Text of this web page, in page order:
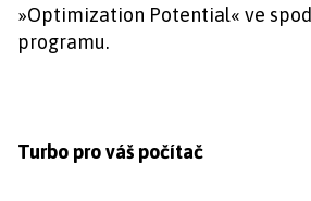
»Optimization Potential« ve
programu.
Turbo pro váš počítač